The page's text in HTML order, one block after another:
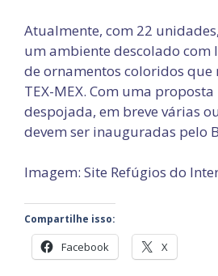
Atualmente, com 22
um ambiente descolado com
de ornamentos coloridos que
TEX-MEX. Com uma
despojada, em breve várias
devem ser inauguradas pelo
Imagem: Site Refúgios do
Compartilhe isso:
Facebook X